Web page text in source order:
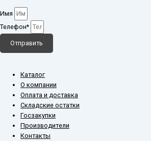
Имя
Телефон*
Отправить
Каталог
О компании
Оплата и доставка
Складские остатки
Госзакупки
Производители
Контакты